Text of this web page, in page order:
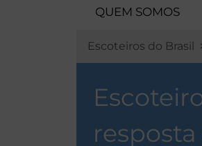
QUEM SOMOS
Escoteiros do Brasil